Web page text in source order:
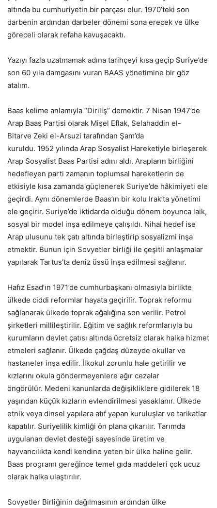
altında bu cumhuriyetin bir parçası olur. 1970’teki son
darbenin ardından darbeler dönemi sona erecek ve ülke
göreceli olarak refaha kavuşacaktı.
Yazıyı fazla uzatmamak adına tarihçeyi kısa geçip Suriye’de
son 60 yıla damgasını vuran BAAS yönetimine bir göz
atalım.
Baas kelime anlamıyla “Diriliş” demektir. 7 Nisan 1947’de
Arap Baas Partisi olarak Mişel Eflak, Selahaddin el-
Bitarve Zeki el-Arsuzi tarafından Şam’da
kuruldu. 1952 yılında Arap Sosyalist Hareketiyle birleşerek
Arap Sosyalist Baas Partisi adını aldı. Arapların birliğini
hedefleyen parti zamanın toplumsal hareketlerin de
etkisiyle kısa zamanda güçlenerek Suriye’de hâkimiyeti ele
geçirdi. Aynı dönemlerde Baas’ın bir kolu Irak’ta yönetimi
ele geçirir. Suriye’de iktidarda olduğu dönem boyunca laik,
sosyal bir model inşa edilmeye çalışıldı. Nihai hedef ise
Arap ulusunu tek çatı altında birleştirip sosyalizmi inşa
etmektir. Bunun için Sovyetler birliği ile çeşitli anlaşmalar
yapılarak Tartus’ta deniz üssü inşa edilmesi sağlanır.
Hafız Esad’ın 1971’de cumhurbaşkanı olmasıyla birlikte
ülkede ciddi reformlar hayata geçirilir. Toprak reformu
sağlanarak ülkede toprak ağalığına son verilir. Petrol
şirketleri millileştirilir. Eğitim ve sağlık reformlarıyla bu
kurumların devlet çatısı altında ücretsiz olarak halka hizmet
etmeleri sağlanır. Ülkede çağdaş düzeyde okullar ve
hastaneler inşa edilir. İlkokul zorunlu hale getirilir ve
kızlarını okula göndermeyenlere ağır cezalar
öngörülür. Medeni kanunlarda değişikliklere gidilerek 18
yaşından küçük kızların evlendirilmesi yasaklanır. Ülkede
etnik veya dinsel yapılara atıf yapan kuruluşlar ve tarikatlar
kapatılır. Suriyelilik kimliği ön plana çıkarılır. Tarımda
uygulanan devlet desteği sayesinde üretim ve
hayvancılıkta kendi kendine yeten bir ülke haline gelir.
Baas programı gereğince temel gıda maddeleri çok ucuz
olarak halka ulaştırılır.
Sovyetler Birliğinin dağılmasının ardından ülke